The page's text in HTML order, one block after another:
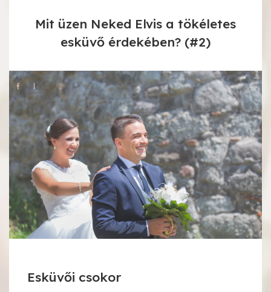
Mit üzen Neked Elvis a tökéletes
esküvő érdekében? (#2)
Esküvői csokor